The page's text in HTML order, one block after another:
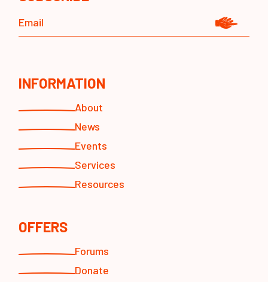
INFORMATION
About
News
Events
Services
Resources
OFFERS
Forums
Donate